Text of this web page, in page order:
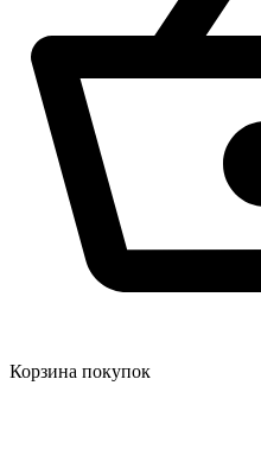
Корзина покупок